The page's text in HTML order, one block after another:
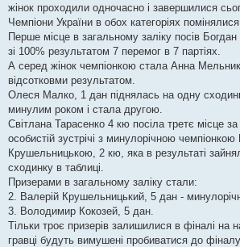
д
о
л
е
н
я
жінок проходили одночасно і завершилися
Чемпіони України в обох категоріях помінялися.
Перше місце в загальному заліку посів
зі 100% результатом 7 перемог в 7 партіях.
А серед жінок чемпіонкою стала Анна
відсотковми результатом.
Олеся Малко, 1 дан піднялась на одну
минулим роком і стала другою.
Світлана Тарасенко 4 кю посіла третє місце
особистій зустрічі з минулорічною
Крушельницькою, 2 кю, яка в результаті
сходинку в таблиці.
Призерами в загальному заліку стали:
2. Валерій Крушельницький, 5 дан -
3. Володимир Кокозей, 5 дан.
Тільки троє призерів залишилися в фіналі на
гравці будуть вимушені пробиватися до фіналу